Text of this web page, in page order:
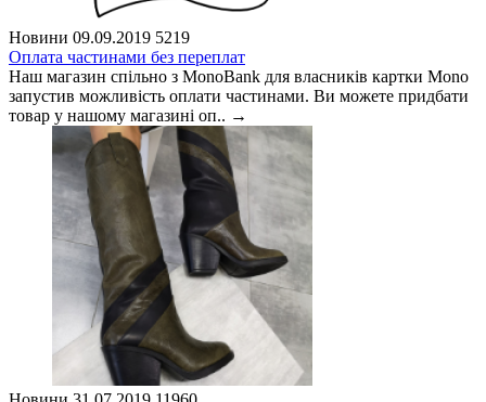
Новини 09.09.2019 5219
Оплата частинами без переплат
Наш магазин спільно з MonoBank для власників картки Mono
запустив можливість оплати частинами. Ви можете придбати
товар у нашому магазині оп.. →